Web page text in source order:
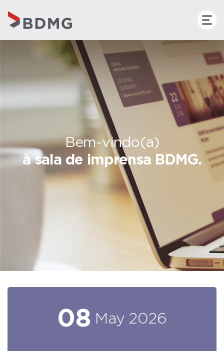
Bem-vindo(a)
à sala de imprensa BDMG.
08 May 2026